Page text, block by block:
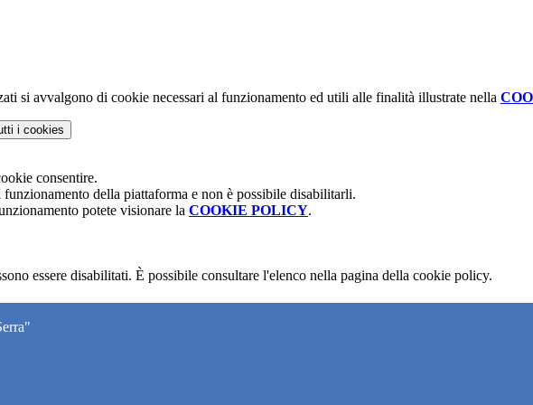
si avvalgono di cookie necessari al funzionamento ed utili alle finalità illustrate nella
i cookies
consentire.
della piattaforma e non è possibile disabilitarli.
potete visionare la COOKIE POLICY.
essere disabilitati. È possibile consultare l'elenco nella pagina della cookie policy.